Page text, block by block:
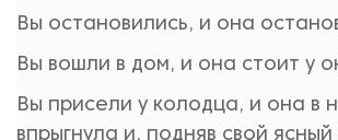
Вы остановились, и она
Вы вошли в дом, и она стоит у
Вы присели у колодца, и она в
впрыгнула и, подняв свой